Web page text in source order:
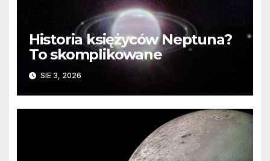
Historia księżyców Neptuna?
To skomplikowane
SIE 3, 2026